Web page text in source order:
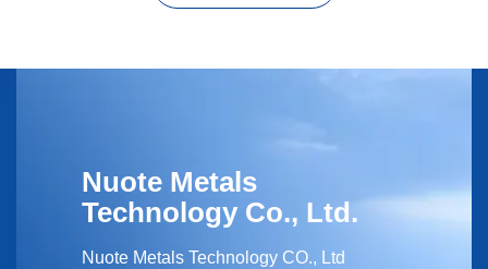
Nuote Metals
Technology Co., Ltd.
Nuote Metals Technology CO., Ltd